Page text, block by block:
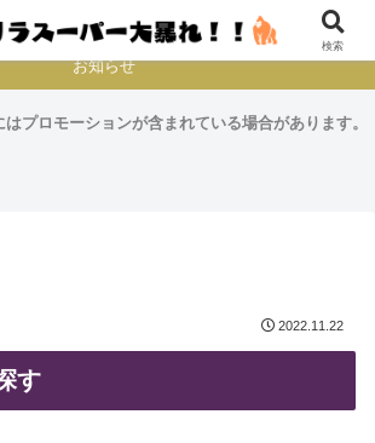
とか映画とかゲームプレイとか
お知らせ
プロモーションが含まれている場合があります。
2022.11.22
す
検索